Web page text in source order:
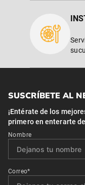
SUSCRÍBETE AL
¡Entérate de los
primero en enterarte
Nombre
Correo*